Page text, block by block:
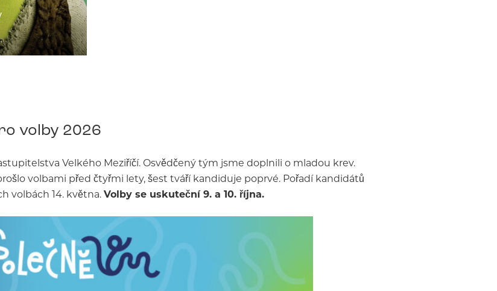
volby 2026
Velkého Meziříčí. Osvědčený tým jsme doplnili o mladou krev.
volbami před čtyřmi lety, šest tváří kandiduje poprvé. Pořadí kandidátů
volbách 14. května.Volby se uskuteční 9. a 10. října.